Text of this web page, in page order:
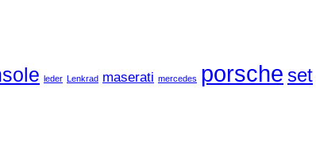
leder Lenkrad maserati mercedes porsche set